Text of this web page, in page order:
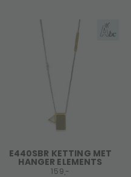
E440SBR KETTING MET
HANGER ELEMENTS
159,-